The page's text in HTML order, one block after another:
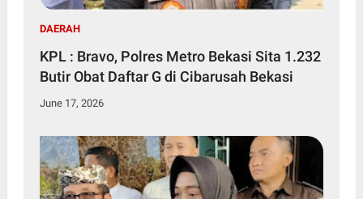
DAERAH
KPL : Bravo, Polres Metro Bekasi Sita 1.232
Butir Obat Daftar G di Cibarusah Bekasi
June 17, 2026